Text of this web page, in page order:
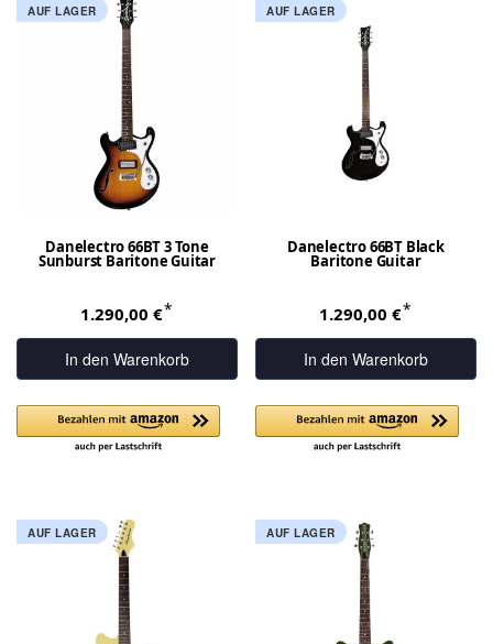
AUF LAGER
Danelectro 66BT 3 Tone
Sunburst Baritone Guitar
1.290,00 €*
In den Warenkorb
AUF LAGER
Danelectro 66BT Black
Baritone Guitar
1.290,00 €*
In den Warenkorb
AUF LAGER AUF LAGER